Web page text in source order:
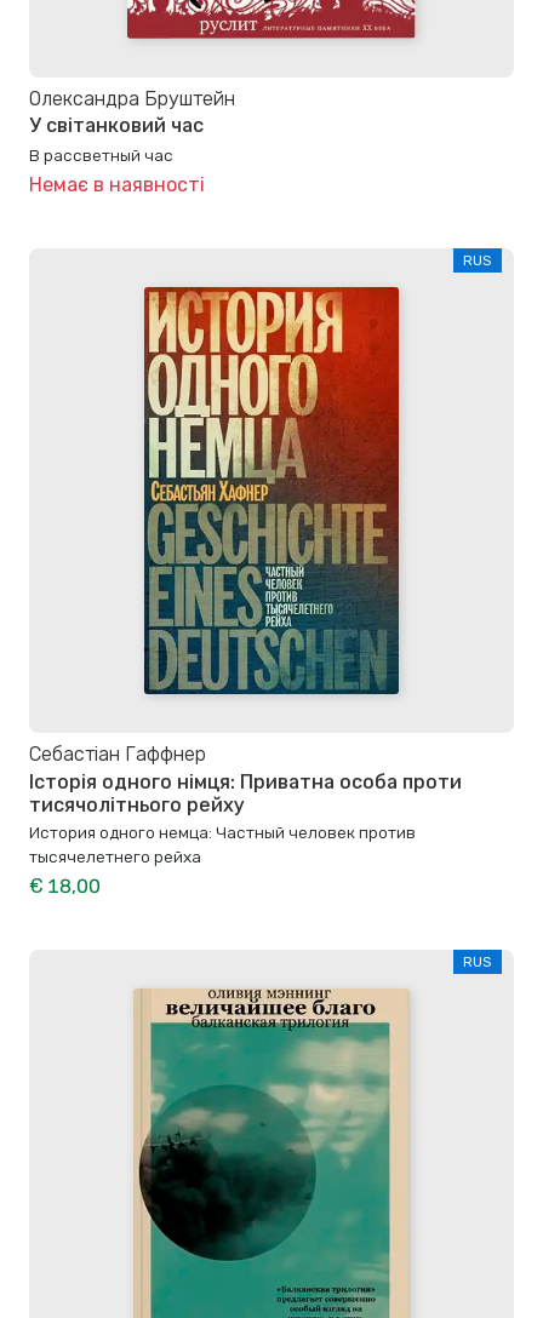
Олександра Бруштейн
У світанковий час
В рассветный час
Немає в наявності
RUS
Себастіан Гаффнер
Історія одного німця: Приватна особа проти
тисячолітнього рейху
История одного немца: Частный человек против
тысячелетнего рейха
€ 18,00
RUS